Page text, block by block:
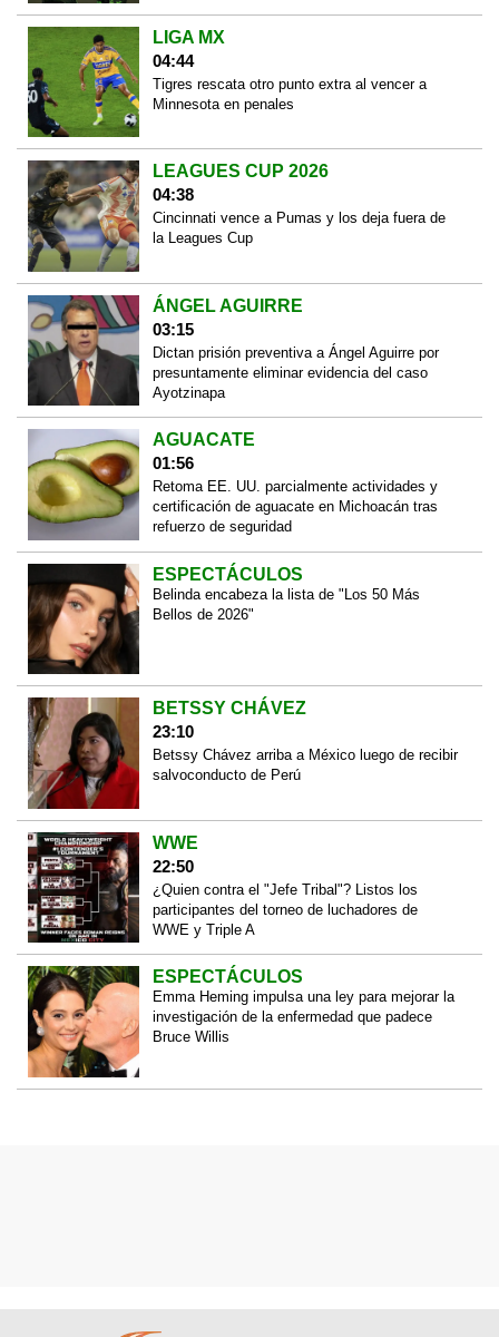
LIGA MX
04:44
Tigres rescata otro punto extra al vencer a
Minnesota en penales
LEAGUES CUP 2026
04:38
Cincinnati vence a Pumas y los deja fuera de
la Leagues Cup
ÁNGEL AGUIRRE
03:15
Dictan prisión preventiva a Ángel Aguirre por
presuntamente eliminar evidencia del caso
Ayotzinapa
AGUACATE
01:56
Retoma EE. UU. parcialmente actividades y
certificación de aguacate en Michoacán tras
refuerzo de seguridad
ESPECTÁCULOS
Belinda encabeza la lista de "Los 50 Más
Bellos de 2026"
BETSSY CHÁVEZ
23:10
Betssy Chávez arriba a México luego de recibir
salvoconducto de Perú
WWE
22:50
¿Quien contra el "Jefe Tribal"? Listos los
participantes del torneo de luchadores de
WWE y Triple A
ESPECTÁCULOS
Emma Heming impulsa una ley para mejorar la
investigación de la enfermedad que padece
Bruce Willis